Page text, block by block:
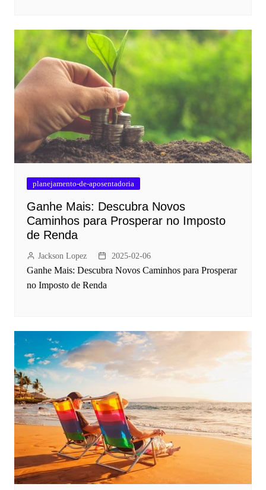
planejamento-de-aposentadoria
Ganhe Mais: Descubra Novos
Caminhos para Prosperar no Imposto
de Renda
Jackson Lopez 2025-02-06
Ganhe Mais: Descubra Novos Caminhos para Prosperar
no Imposto de Renda